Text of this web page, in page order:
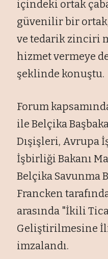
içindeki ortak
güvenilir bir
ve tedarik zinciri
hizmet vermeye
şeklinde konuştu.
Forum
ile Belçika
Dışişleri, Avrupa
İşbirliği Bakanı
Belçika Savunma
Francken
arasında "İkili
Geliştirilmesine
imzalandı.